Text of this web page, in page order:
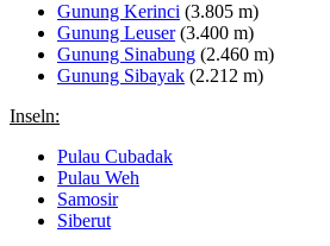
Gunung Kerinci (3.805 m)
Gunung Leuser(3.400 m)
Gunung Sinabung (2.460 m)
Gunung Sibayak (2.212 m)
Inseln:
Pulau Cubadak
Pulau Weh
Samosir
Siberut